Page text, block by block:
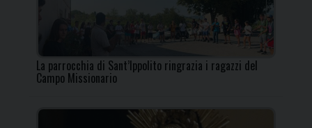
La parrocchia di Sant’Ippolito ringrazia i ragazzi del
Campo Missionario